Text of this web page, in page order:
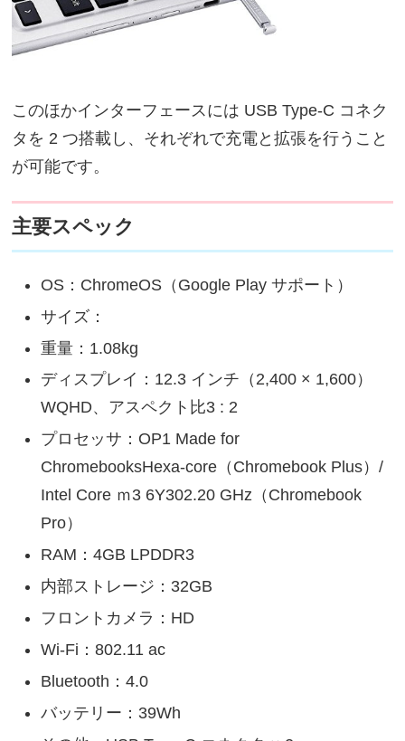
このほかインターフェースには USB Type-C コネク
タを 2 つ搭載し、それぞれで充電と拡張を行うこと
が可能です。
主要スペック
OS：ChromeOS（Google Play サポート）
サイズ：
重量：1.08kg
ディスプレイ：12.3 インチ（2,400 × 1,600）
WQHD、アスペクト比3 : 2
プロセッサ：OP1 Made for
ChromebooksHexa-core（Chromebook Plus）/
Intel Core ｍ3 6Y302.20 GHz（Chromebook
Pro）
RAM：4GB LPDDR3
内部ストレージ：32GB
フロントカメラ：HD
Wi-Fi：802.11 ac
Bluetooth：4.0
バッテリー：39Wh